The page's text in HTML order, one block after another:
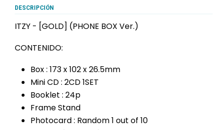
DESCRIPCIÓN
ITZY - [GOLD] (PHONE BOX Ver.)
CONTENIDO:
Box : 173 x 102 x 26.5mm
Mini CD : 2CD 1SET
Booklet : 24p
Frame Stand
Photocard : Random 1 out of 10